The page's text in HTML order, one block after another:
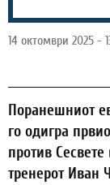
14 октомври 2025 -
Поранешниот
го одигра
против
тренерот Иван